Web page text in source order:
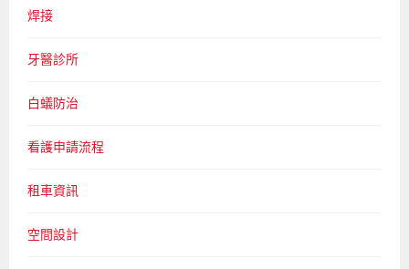
焊接
牙醫診所
白蟻防治
看護申請流程
租車資訊
空間設計